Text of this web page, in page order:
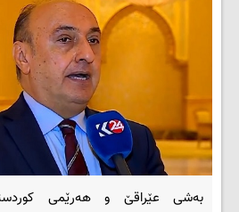
بەشی عێراقێ و هەرێمی